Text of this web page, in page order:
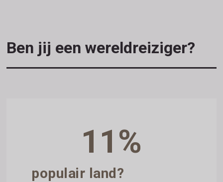
Ben jij een wereldreiziger?
11%
populair land?